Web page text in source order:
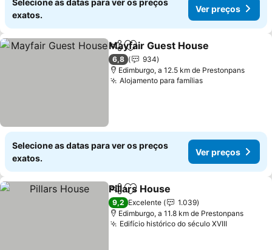
Selecione as datas para ver os preços
exatos.
Ver preços
PartilharAdicionar aos favoritos
Mayfair Guest House
6,8
934
Edimburgo, a 12.5 km de Prestonpans
Alojamento para famíliasVer preços
Selecione as datas para ver os preços
exatos.
Ver preços
PartilharAdicionar aos favoritos
Pillars House
9,2 Excelente
1.039
Edimburgo, a 11.8 km de Prestonpans
Edifício histórico do século XVIIIVer